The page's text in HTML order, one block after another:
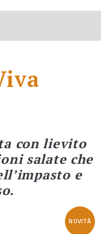
con lievito
salate che
e
NOVITÀ